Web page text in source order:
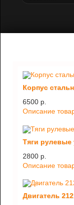
Корпус
6500 p.
Описание
Тяги рулевые
2800 p.
Описание
Двигатель